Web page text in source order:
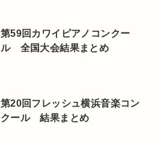
第59回カワイピアノコンクー
ル 全国大会結果まとめ
第20回フレッシュ横浜音楽コン
クール 結果まとめ